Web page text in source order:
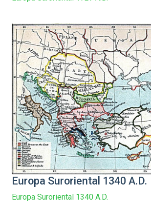
Europa Suroriental 1340 A.D.
Europa Suroriental 1340 A.D.